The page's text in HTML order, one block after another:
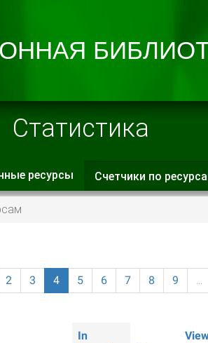
Статистика
ресурсы Счетчики по
2 3 4 5 6 7 8 9 …
In